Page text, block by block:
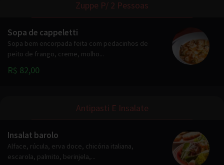
Zuppe P/ 2 Pessoas
Sopa de cappeletti
Sopa bem encorpada feita com pedacinhos de
peito de frango, creme, molho...
R$ 82,00
Antipasti E Insalate
Insalat barolo
Alface, rúcula, erva doce, chicória italiana,
escarola, palmito, berinjela,...